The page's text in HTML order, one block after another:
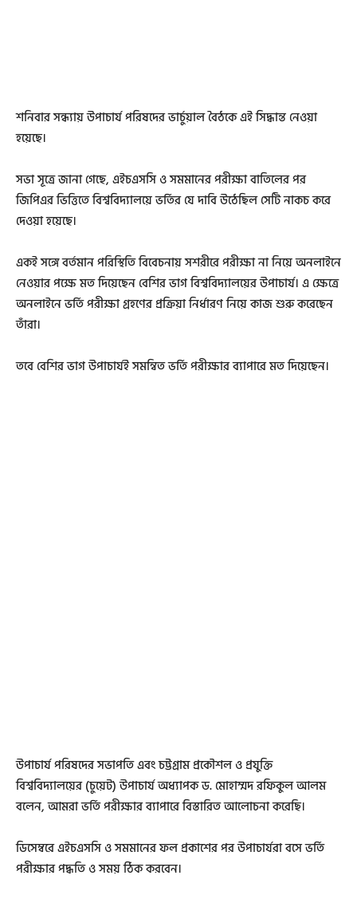
শনিবার সন্ধ্যায় উপাচার্য পরিষদের ভার্চুয়াল বৈঠকে এই সিদ্ধান্ত নেওয়া
হয়েছে।
সভা সূত্রে জানা গেছে, এইচএসসি ও সমমানের পরীক্ষা বাতিলের পর
জিপিএর ভিত্তিতে বিশ্ববিদ্যালয়ে ভর্তির যে দাবি উঠেছিল সেটি নাকচ করে
দেওয়া হয়েছে।
একই সঙ্গে বর্তমান পরিস্থিতি বিবেচনায় সশরীরে পরীক্ষা না নিয়ে অনলাইনে
নেওয়ার পক্ষে মত দিয়েছেন বেশির ভাগ বিশ্ববিদ্যালয়ের উপাচার্য। এ ক্ষেত্রে
অনলাইনে ভর্তি পরীক্ষা গ্রহণের প্রক্রিয়া নির্ধারণ নিয়ে কাজ শুরু করেছেন
তাঁরা।
তবে বেশির ভাগ উপাচার্যই সমন্বিত ভর্তি পরীক্ষার ব্যাপারে মত দিয়েছেন।
উপাচার্য পরিষদের সভাপতি এবং চট্টগ্রাম প্রকৌশল ও প্রযুক্তি
বিশ্ববিদ্যালয়ের (চুয়েট) উপাচার্য অধ্যাপক ড. মোহাম্মদ রফিকুল আলম
বলেন, আমরা ভর্তি পরীক্ষার ব্যাপারে বিস্তারিত আলোচনা করেছি।
ডিসেম্বরে এইচএসসি ও সমমানের ফল প্রকাশের পর উপাচার্যরা বসে ভর্তি
পরীক্ষার পদ্ধতি ও সময় ঠিক করবেন।